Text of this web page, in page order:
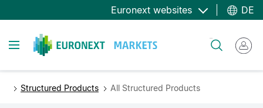
zum
Euronext websites DE
Toggle navigation
Structured Products All Structured Products